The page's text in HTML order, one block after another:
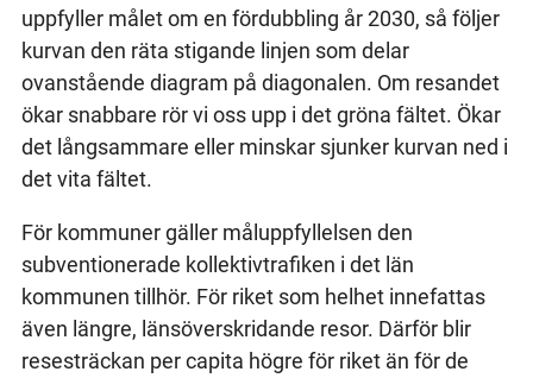
uppfyller målet om en fördubbling år 2030, så följer
kurvan den räta stigande linjen som delar
ovanstående diagram på diagonalen. Om resandet
ökar snabbare rör vi oss upp i det gröna fältet. Ökar
det långsammare eller minskar sjunker kurvan ned i
det vita fältet.
För kommuner gäller måluppfyllelsen den
subventionerade kollektivtrafiken i det län
kommunen tillhör. För riket som helhet innefattas
även längre, länsöverskridande resor. Därför blir
resesträckan per capita högre för riket än för de